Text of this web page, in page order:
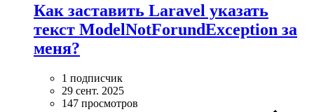
Как заставить Laravel указать
текст ModelNotForundException за
меня?
1 подписчик
29 сент. 2025
147 просмотров